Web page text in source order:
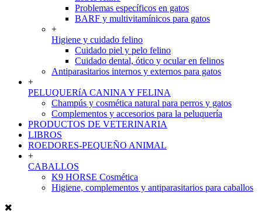
Problemas específicos en gatos
BARF y multivitamínicos para gatos
+
Higiene y cuidado felino
Cuidado piel y pelo felino
Cuidado dental, ótico y ocular en felinos
Antiparasitarios internos y externos para gatos
+
PELUQUERíA CANINA Y FELINA
Champús y cosmética natural para perros y gatos
Complementos y accesorios para la peluquería
PRODUCTOS DE VETERINARIA
LIBROS
ROEDORES-PEQUEÑO ANIMAL
+
CABALLOS
K9 HORSE Cosmética
Higiene, complementos y antiparasitarios para caballos